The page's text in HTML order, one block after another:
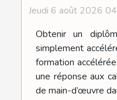
Jeudi 6 août 2026
Obtenir un
simplement
formation
une réponse aux
de main-d’œuvre